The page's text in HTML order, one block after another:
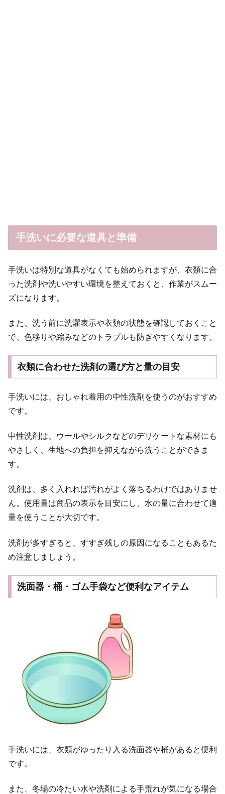
手洗いに必要な道具と準備
手洗いは特別な道具がなくても始められますが、衣類に合
った洗剤や洗いやすい環境を整えておくと、作業がスムー
ズになります。
また、洗う前に洗濯表示や衣類の状態を確認しておくこと
で、色移りや縮みなどのトラブルも防ぎやすくなります。
衣類に合わせた洗剤の選び方と量の目安
手洗いには、おしゃれ着用の中性洗剤を使うのがおすすめ
です。
中性洗剤は、ウールやシルクなどのデリケートな素材にも
やさしく、生地への負担を抑えながら洗うことができま
す。
洗剤は、多く入れれば汚れがよく落ちるわけではありませ
ん。使用量は商品の表示を目安にし、水の量に合わせて適
量を使うことが大切です。
洗剤が多すぎると、すすぎ残しの原因になることもあるた
め注意しましょう。
洗面器・桶・ゴム手袋など便利なアイテム
手洗いには、衣類がゆったり入る洗面器や桶があると便利
です。
また、冬場の冷たい水や洗剤による手荒れが気になる場合